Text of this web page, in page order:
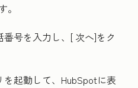
。
番号を入力し、[ 次へ]をク
起動して、HubSpotに表